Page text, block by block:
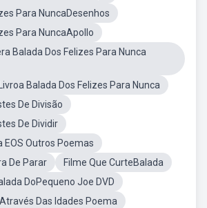
Para NuncaDesenhos
Para NuncaApollo
Balada Dos Felizes Para Nunca
Balada Dos Felizes Para Nunca
De Divisão
De Dividir
EOS Outros Poemas
De Parar
Filme Que CurteBalada
DoPequeno Joe DVD
Das Idades Poema